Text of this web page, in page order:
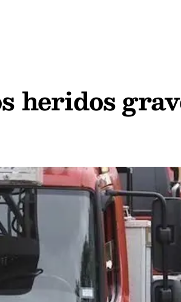
heridos